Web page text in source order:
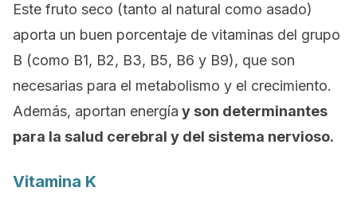
Este fruto seco (tanto al natural como asado)
aporta un buen porcentaje de vitaminas del grupo
B (como B1, B2, B3, B5, B6 y B9), que son
necesarias para el metabolismo y el crecimiento.
Además, aportan energía y son determinantes
para la salud cerebral y del sistema nervioso.
Vitamina K